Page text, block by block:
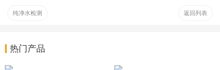
纯净水检测 返回列表
热门产品